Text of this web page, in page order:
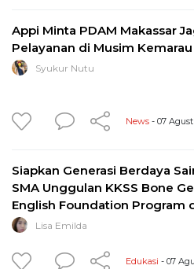
Appi Minta PDAM Makassar
Pelayanan di Musim Kemarau
Syukur Nutu
News - 07
Siapkan Generasi Berdaya
SMA Unggulan KKSS Bone
English Foundation Program
Lisa Emilda
Edukasi - 07